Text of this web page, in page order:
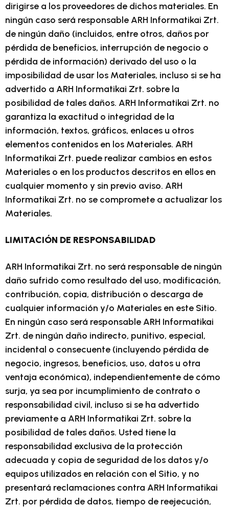
dirigirse a los proveedores de dichos materiales. En
ningún caso será responsable ARH Informatikai Zrt.
de ningún daño (incluidos, entre otros, daños por
pérdida de beneficios, interrupción de negocio o
pérdida de información) derivado del uso o la
imposibilidad de usar los Materiales, incluso si se ha
advertido a ARH Informatikai Zrt. sobre la
posibilidad de tales daños. ARH Informatikai Zrt. no
garantiza la exactitud o integridad de la
información, textos, gráficos, enlaces u otros
elementos contenidos en los Materiales. ARH
Informatikai Zrt. puede realizar cambios en estos
Materiales o en los productos descritos en ellos en
cualquier momento y sin previo aviso. ARH
Informatikai Zrt. no se compromete a actualizar los
Materiales.
LIMITACIÓN DE RESPONSABILIDAD
ARH Informatikai Zrt. no será responsable de ningún
daño sufrido como resultado del uso, modificación,
contribución, copia, distribución o descarga de
cualquier información y/o Materiales en este Sitio.
En ningún caso será responsable ARH Informatikai
Zrt. de ningún daño indirecto, punitivo, especial,
incidental o consecuente (incluyendo pérdida de
negocio, ingresos, beneficios, uso, datos u otra
ventaja económica), independientemente de cómo
surja, ya sea por incumplimiento de contrato o
responsabilidad civil, incluso si se ha advertido
previamente a ARH Informatikai Zrt. sobre la
posibilidad de tales daños. Usted tiene la
responsabilidad exclusiva de la protección
adecuada y copia de seguridad de los datos y/o
equipos utilizados en relación con el Sitio, y no
presentará reclamaciones contra ARH Informatikai
Zrt. por pérdida de datos, tiempo de reejecución,